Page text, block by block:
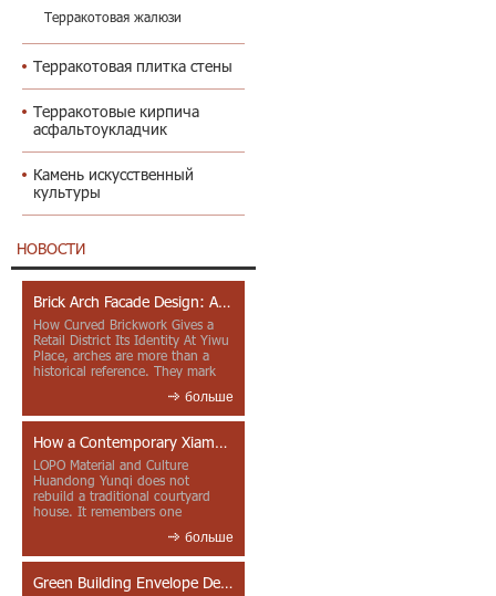
Терракотовая жалюзи
Терракотовая плитка стены
Терракотовые кирпича
асфальтоукладчик
Камень искусственный
культуры
НОВОСТИ
Brick Arch Facade Design: A Closer Look at Yiwu Place
How Curved Brickwork Gives a
Retail District Its Identity At Yiwu
Place, arches are more than a
historical reference. They mark
больше
How a Contemporary Xiamen Project Reframes Minnan Red Brick
LOPO Material and Culture
Huandong Yunqi does not
rebuild a traditional courtyard
house. It remembers one
больше
Green Building Envelope Design: Clay Sunscreen Fins for Modern Headquarters Architecture